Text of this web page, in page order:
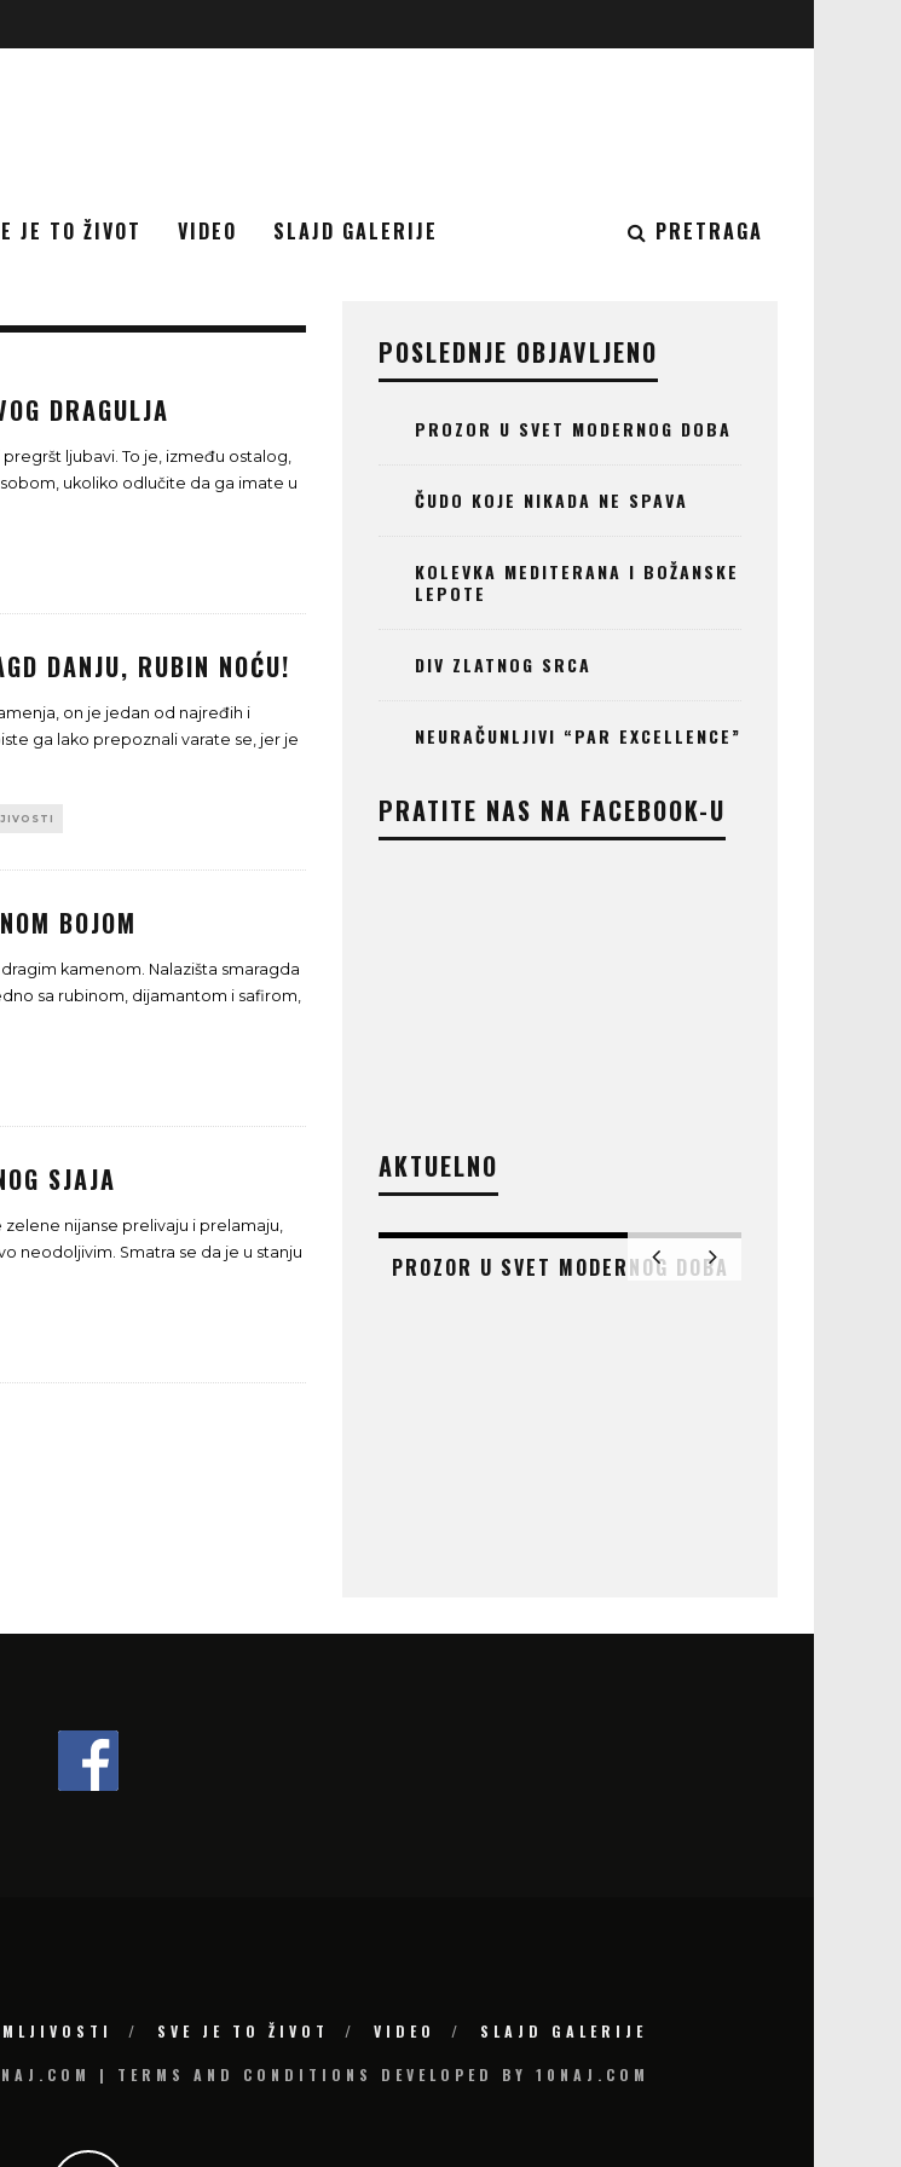
JE TO ŽIVOT VIDEO SLAJD GALERIJE PRETRAGA
DRAGULJA
ljubavi. To je, između ostalog,
ukoliko odlučite da ga imate u
DANJU, RUBIN NOĆU!
on je jedan od najređih i
ga lako prepoznali varate se, jer je
BOJOM
kamenom. Nalazišta smaragda
sa rubinom, dijamantom i safirom,
SJAJA
nijanse prelivaju i prelamaju,
neodoljivim. Smatra se da je u stanju
POSLEDNJE OBJAVLJENO
PROZOR U SVET MODERNOG DOBA
ČUDO KOJE NIKADA NE SPAVA
KOLEVKA MEDITERANA I BOŽANSKE
LEPOTE
DIV ZLATNOG SRCA
NEURAČUNLJIVI “PAR EXCELLENCE”
PRATITE NAS NA FACEBOOK-U
AKTUELNO
PROZOR U SVET MODERNOG DOBA
SVE JE TO ŽIVOT VIDEO SLAJD GALERIJE
| TERMS AND CONDITIONS DEVELOPED BY 10NAJ.COM